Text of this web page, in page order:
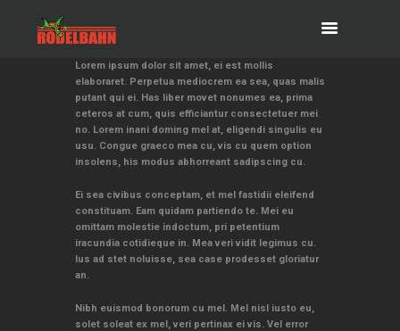
Lorem ipsum dolor sit amet, ei est mollis
elaboraret. Perpetua mediocrem ea sea, quas malis
putant qui ei. Has liber movet nonumes ea, prima
ceteros at cum, quis efficiantur consectetuer mei
no. Lorem inani doming mel at, eligendi singulis eu
usu. Congue graeco mea cu, vis cu quem option
insolens, his modus abhorreant sadipscing cu.
Ei sea civibus conceptam, et mel fastidii eleifend
constituam. Eam quidam partiendo te. Mei eu
omittam molestie indoctum, pri petentium
iracundia cotidieque in. Mea veri vidit legimus cu.
Ius ad stet noluisse, sea case prodesset gloriatur
an.
Nibh euismod bonorum cu mel. Mel nisl iusto eu,
solet soleat ex mel, veri pertinax ei vis. Vel error